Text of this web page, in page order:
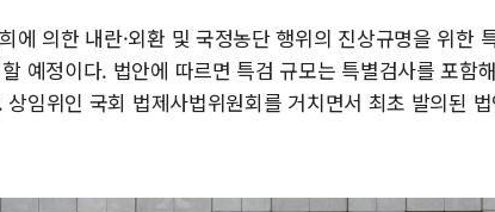
에 의한 내란·외환 및 국정농단 행위의 진상규명을 위한
예정이다. 법안에 따르면 특검 규모는 특별검사를 포함
임위인 국회 법제사법위원회를 거치면서 최초 발의된